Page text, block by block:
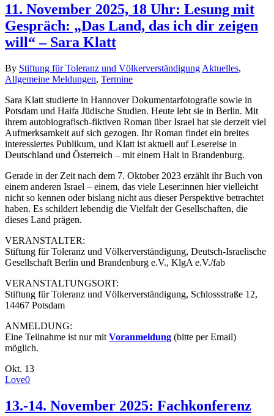
11. November 2025, 18 Uhr: Lesung mit
Gespräch: „Das Land, das ich dir zeigen
will“ – Sara Klatt
By Stiftung für Toleranz und Völkerverständigung Aktuelles,
Allgemeine Meldungen, Termine
Sara Klatt studierte in Hannover Dokumentarfotografie sowie in
Potsdam und Haifa Jüdische Studien. Heute lebt sie in Berlin. Mit
ihrem autobiografisch-fiktiven Roman über Israel hat sie derzeit viel
Aufmerksamkeit auf sich gezogen. Ihr Roman findet ein breites
interessiertes Publikum, und Klatt ist aktuell auf Lesereise in
Deutschland und Österreich – mit einem Halt in Brandenburg.
Gerade in der Zeit nach dem 7. Oktober 2023 erzählt ihr Buch von
einem anderen Israel – einem, das viele Leser:innen hier vielleicht
nicht so kennen oder bislang nicht aus dieser Perspektive betrachtet
haben. Es schildert lebendig die Vielfalt der Gesellschaften, die
dieses Land prägen.
VERANSTALTER:
Stiftung für Toleranz und Völkerverständigung, Deutsch-Israelische
Gesellschaft Berlin und Brandenburg e.V., KlgA e.V./fab
VERANSTALTUNGSORT:
Stiftung für Toleranz und Völkerverständigung, Schlossstraße 12,
14467 Potsdam
ANMELDUNG:
Eine Teilnahme ist nur mit Voranmeldung (bitte per Email)
möglich.
Okt. 13
Love0
13.-14. November 2025: Fachkonferenz